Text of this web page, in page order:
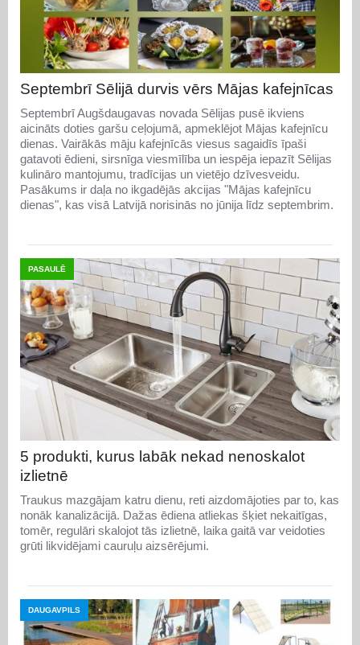
Septembrī Sēlijā durvis vērs Mājas kafejnīcas
Septembrī Augšdaugavas novada Sēlijas pusē ikviens
aicināts doties garšu ceļojumā, apmeklējot Mājas kafejnīcu
dienas. Vairākās māju kafejnīcās viesus sagaidīs īpaši
gatavoti ēdieni, sirsnīga viesmīlība un iespēja iepazīt Sēlijas
kulināro mantojumu, tradīcijas un vietējo dzīvesveidu.
Pasākums ir daļa no ikgadējās akcijas "Mājas kafejnīcu
dienas", kas visā Latvijā norisinās no jūnija līdz septembrim.
PASAULĒ
5 produkti, kurus labāk nekad nenoskalot
izlietnē
Traukus mazgājam katru dienu, reti aizdomājoties par to, kas
nonāk kanalizācijā. Dažas ēdiena atliekas šķiet nekaitīgas,
tomēr, regulāri skalojot tās izlietnē, laika gaitā var veidoties
grūti likvidējami cauruļu aizsērējumi.
DAUGAVPILS